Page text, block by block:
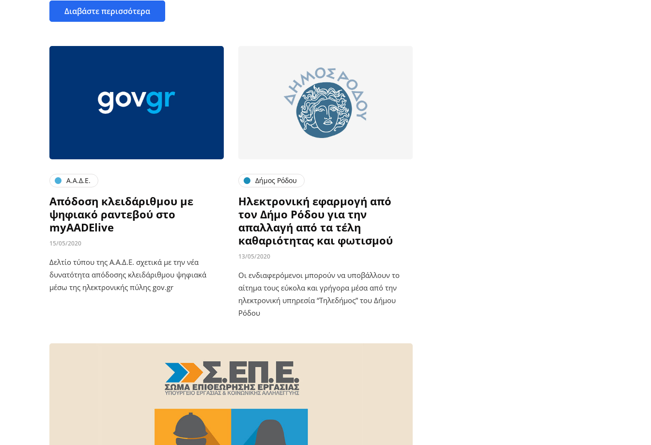
Διαβάστε περισσότερα
Α.Α.Δ.Ε.
Απόδοση κλειδάριθμου με
ψηφιακό ραντεβού στο
myAADElive
15/05/2020
Δελτίο τύπου της Α.Α.Δ.Ε. σχετικά με την νέα
δυνατότητα απόδοσης κλειδάριθμου ψηφιακά
μέσω της ηλεκτρονικής πύλης gov.gr
Δήμος Ρόδου
Ηλεκτρονική εφαρμογή από
τον Δήμο Ρόδου για την
απαλλαγή από τα τέλη
καθαριότητας και φωτισμού
13/05/2020
Οι ενδιαφερόμενοι μπορούν να υποβάλλουν το
αίτημα τους εύκολα και γρήγορα μέσα από την
ηλεκτρονική υπηρεσία “Τηλεδήμος” του Δήμου
Ρόδου